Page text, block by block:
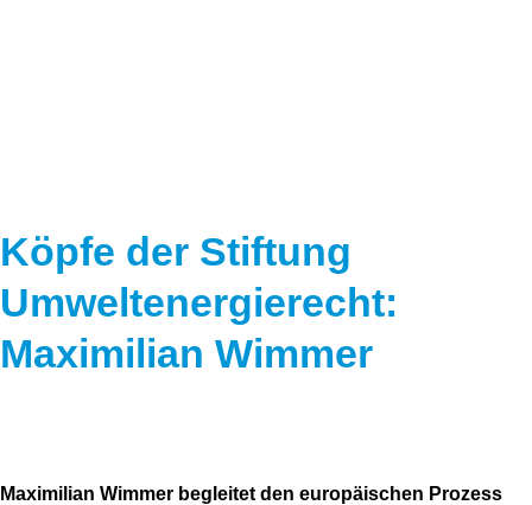
Schriften zum Umweltenergierecht
Köpfe der Stiftung
Umweltenergierecht:
Maximilian Wimmer
Maximilian Wimmer begleitet den europäischen Prozess